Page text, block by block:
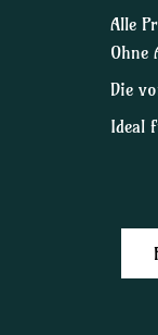
Alle
Ohne
Die
Ideal